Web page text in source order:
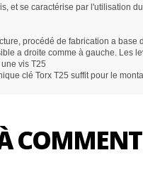
et se caractérise par l'utilisation
procédé de fabrication a
a droite comme à gauche. Les
vis T25
clé Torx T25 suffit pour le